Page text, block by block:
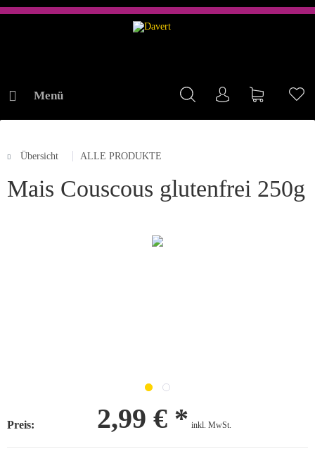
Menü Mein KontoWarenkorb
Übersicht ALLE PRODUKTE
ONLINE-SHOP
Mais Couscous glutenfrei 250g
Preis: 2,99 € * inkl. MwSt.